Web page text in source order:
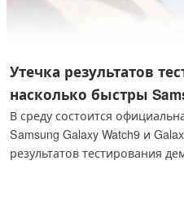
Утечка результатов
насколько быстры
В среду состоится
Samsung Galaxy Watch9 и
результатов тестирования
значительно смарт-часы